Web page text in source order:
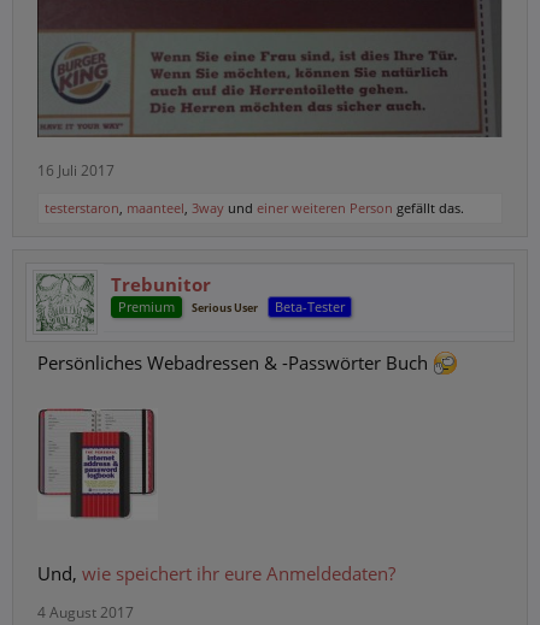
16 Juli 2017
testerstaron, maanteel, 3way und einer weiteren Person gefällt das.
Trebunitor
Premium Serious User Beta-Tester
Persönliches Webadressen & -Passwörter Buch
Und, wie speichert ihr eure Anmeldedaten?
4 August 2017